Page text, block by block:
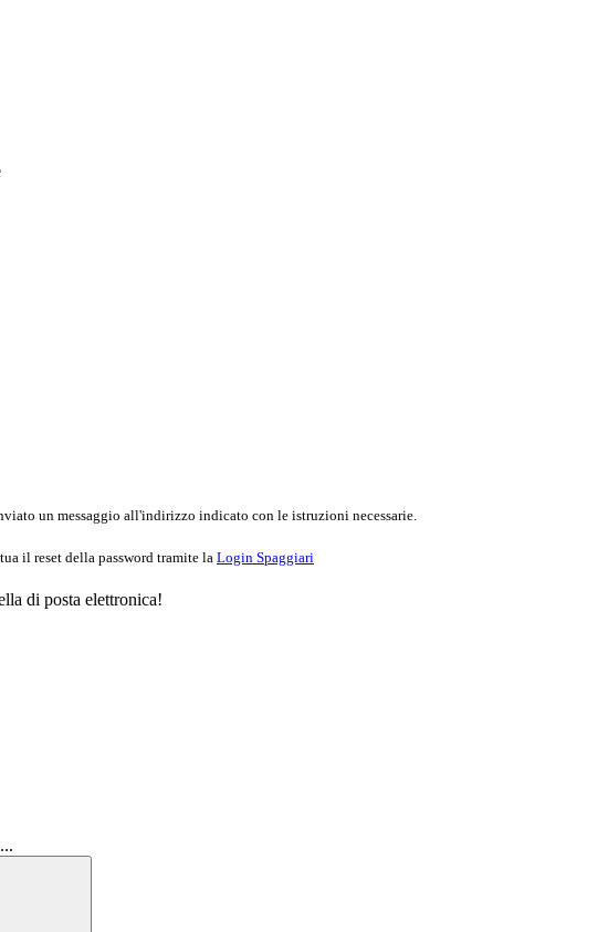
un messaggio all'indirizzo indicato con le istruzioni necessarie.
il reset della password tramite la Login Spaggiari
di posta elettronica!